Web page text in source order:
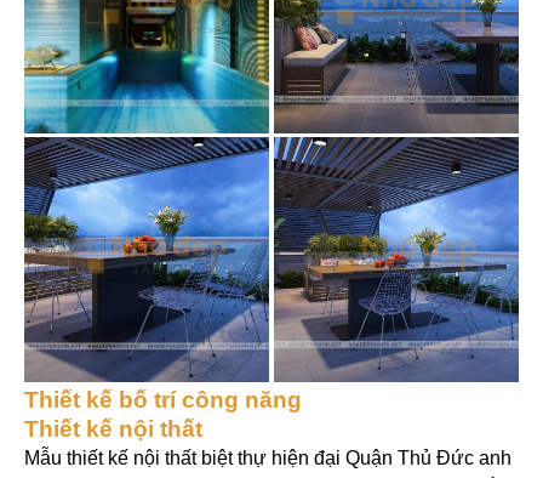
Thiết kế bố trí công năng
Thiết kế nội thất
Mẫu thiết kế nội thất biệt thự hiện đại Quận Thủ Đức anh